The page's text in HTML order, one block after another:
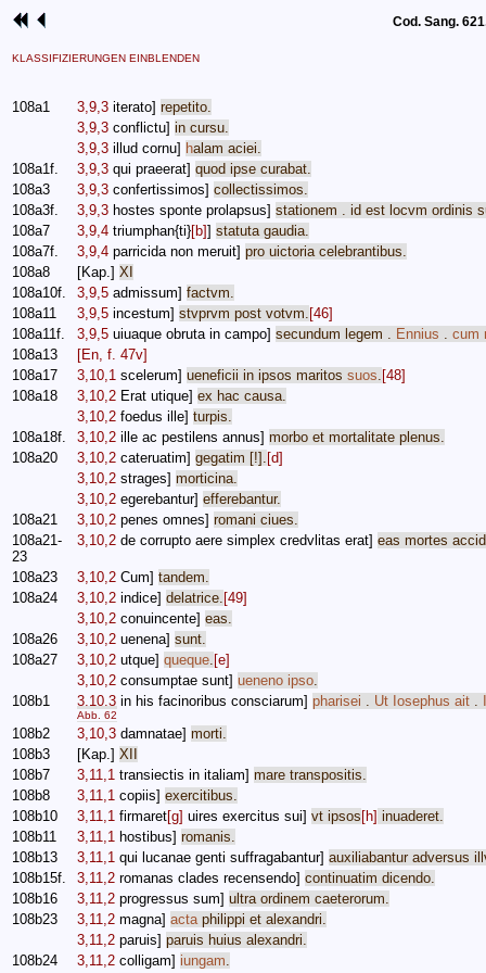
Cod. Sang.
KLASSIFIZIERUNGEN EINBLENDEN
108a1 3,9,3 iterato] repetito.
3,9,3 conflictu] in cursu.
3,9,3 illud cornu] halam aciei.
108a1f.
3,9,3 qui praeerat] quod ipse curabat.
108a3
3,9,3 confertissimos] collectissimos.
108a3f.
3,9,3 hostes sponte prolapsus] stationem . id est locvm ordinis
108a7
3,9,4 triumphan{ti}[b]] statuta gaudia.
108a7f.
3,9,4 parricida non meruit] pro uictoria celebrantibus.
108a8
[Kap.] XI
108a10f.
3,9,5 admissum] factvm.
108a11
3,9,5 incestum] stvprvm post votvm. [46]
108a11f.
3,9,5 uiuaque obruta in campo] secundum legem . Ennius . cum
108a13
[En, f. 47v]
108a17
3,10,1 scelerum] ueneficii in ipsos maritos suos. [48]
108a18
3,10,2 Erat utique] ex hac causa.
3,10,2 foedus ille] turpis.
108a18f.
3,10,2 ille ac pestilens annus] morbo et mortalitate plenus.
108a20
3,10,2 cateruatim] gegatim [!]. [d]
3,10,2 strages] morticina.
3,10,2 egerebantur] efferebantur.
108a21
3,10,2 penes omnes] romani ciues.
108a21-
23
3,10,2 de corrupto aere simplex credvlitas erat] eas mortes
108a23 3,10,2 Cum] tandem.
108a24
3,10,2 indice] delatrice. [49]
3,10,2 conuincente] eas.
108a26
3,10,2 uenena] sunt.
108a27
3,10,2 utque] queque. [e]
3,10,2 consumptae sunt] ueneno ipso.
108b1
3,10,3 in his facinoribus consciarum] pharisei . Ut Iosephus ait .
Abb. 62
108b2 3,10,3 damnatae] morti.
108b3
[Kap.] XII
108b7
3,11,1 transiectis in italiam] mare transpositis.
108b8
3,11,1 copiis] exercitibus.
108b10
3,11,1 firmaret[g] uires exercitus sui] vt ipsos [h] inuaderet.
108b11
3,11,1 hostibus] romanis.
108b13
3,11,1 qui lucanae genti suffragabantur] auxiliabantur adversus
108b15f.
3,11,2 romanas clades recensendo] continuatim dicendo.
108b16
3,11,2 progressus sum] ultra ordinem caeterorum.
108b23
3,11,2 magna] acta philippi et alexandri.
3,11,2 paruis] paruis huius alexandri.
108b24
3,11,2 colligam] iungam.